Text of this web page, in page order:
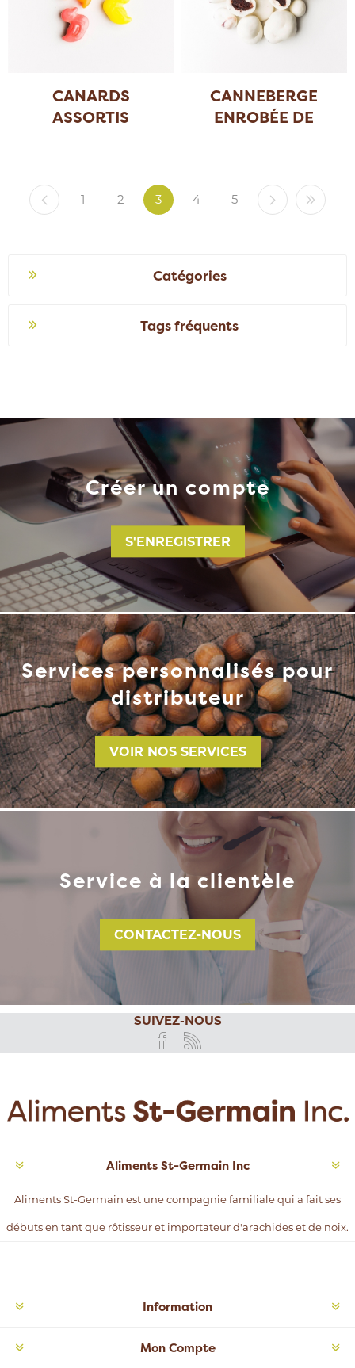
CANARDS
ASSORTIS
CANNEBERGE
ENROBÉE DE
1 2 3 4 5
Catégories
Tags fréquents
Créer un compte
S'ENREGISTRER
Services personnalisés pour
distributeur
VOIR NOS SERVICES
Service à la clientèle
CONTACTEZ-NOUS
SUIVEZ-NOUS
Aliments St-Germain Inc
Aliments St-Germain est une compagnie familiale qui a fait ses
débuts en tant que rôtisseur et importateur d'arachides et de noix.
Information
Mon Compte